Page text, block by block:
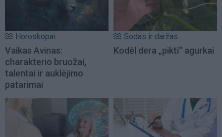
Horoskopai
Vaikas Avinas:
charakterio bruožai,
talentai ir auklėjimo
patarimai
Sodas ir daržas
Kodėl dera „pikti“ agurkai